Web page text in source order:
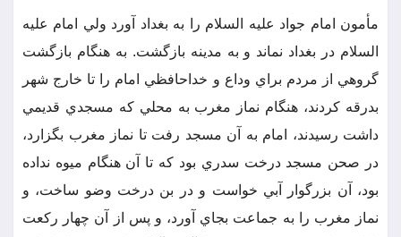
مأمون امام جواد عليه السلام را به بغداد آورد ولي امام عليه
السلام در بغداد نماند و به مدينه بازگشت. به هنگام بازگشت
گروهي از مردم براي وداع و خداحافظي امام را تا خارج شهر
بدرقه كردند، هنگام نماز مغرب به محلي كه مسجدي قديمي
داشت رسيدند، امام به آن مسجد رفت تا نماز مغرب بگزارد،
در صحن مسجد درخت سدري بود كه تا آن هنگام ميوه نداده
بود، آن بزرگوار آبي خواست و در بن درخت وضو ساخت، و
نماز مغرب را به جماعت بجاي آورد، و پس از آن چهار ركعت